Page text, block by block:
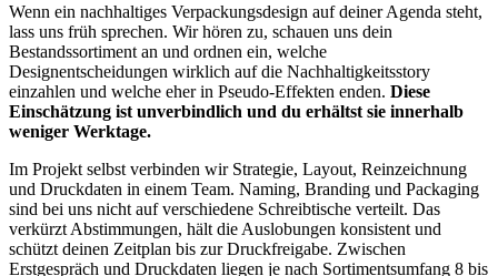
Wenn ein nachhaltiges Verpackungsdesign auf deiner Agenda steht,
lass uns früh sprechen. Wir hören zu, schauen uns dein
Bestandssortiment an und ordnen ein, welche
Designentscheidungen wirklich auf die Nachhaltigkeitsstory
einzahlen und welche eher in Pseudo-Effekten enden. Diese
Einschätzung ist unverbindlich und du erhältst sie innerhalb
weniger Werktage.
Im Projekt selbst verbinden wir Strategie, Layout, Reinzeichnung
und Druckdaten in einem Team. Naming, Branding und Packaging
sind bei uns nicht auf verschiedene Schreibtische verteilt. Das
verkürzt Abstimmungen, hält die Auslobungen konsistent und
schützt deinen Zeitplan bis zur Druckfreigabe. Zwischen
Erstgespräch und Druckdaten liegen je nach Sortimentsumfang 8 bis